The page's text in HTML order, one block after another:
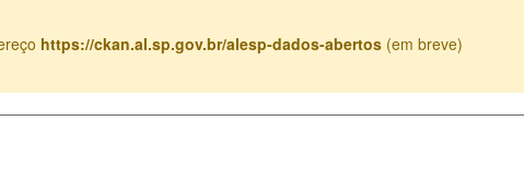
https://ckan.al.sp.gov.br/alesp-dados-abertos (em breve)